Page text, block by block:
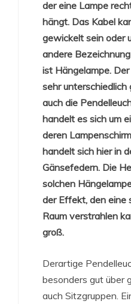
der eine Lampe
hängt. Das Kabel
gewickelt sein oder
andere
ist Hängelampe.
sehr
auch die
handelt es sich um
deren
handelt sich hier in
Gänsefedern. Die
solchen
der Effekt, den eine
Raum verstrahlen
groß.
Derartige
besonders gut über
auch Sitzgruppen.